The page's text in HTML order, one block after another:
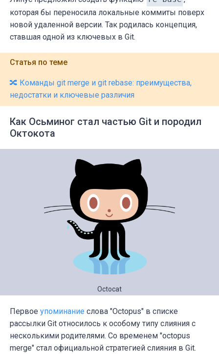
которая бы переносила локальные коммиты поверх
новой удаленной версии. Так родилась концепция,
ставшая одной из ключевых в Git.
Статья по теме
🔀 Команды git merge и git rebase: преимущества,
недостатки и ключевые различия
Как Осьминог стал частью Git и породил
Октокота
Octocat
Первое упоминание слова "Octopus" в списке
рассылки Git относилось к особому типу слияния с
несколькими родителями. Со временем "octopus
merge" стал официальной стратегией слияния в Git.